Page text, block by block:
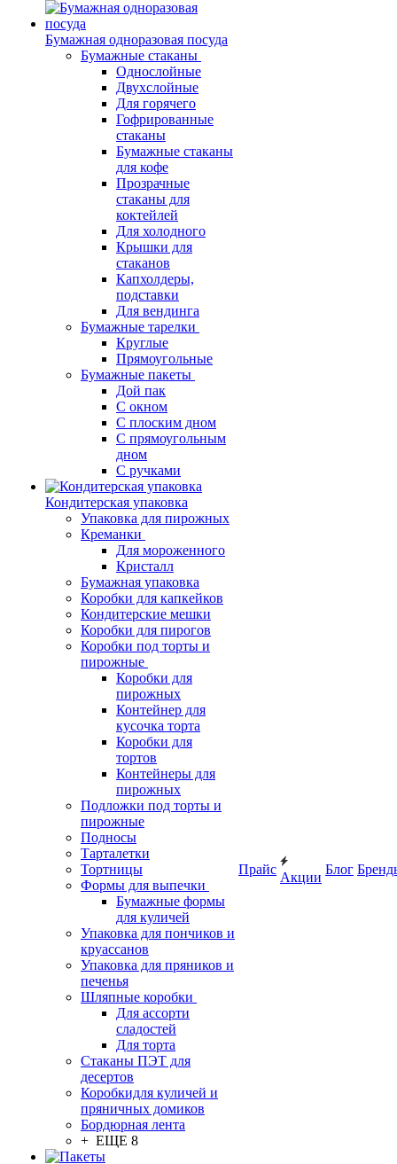
Бумажная одноразовая посуда
Бумажные стаканы
Однослойные
Двухслойные
Для горячего
Гофрированные
стаканы
Бумажные стаканы
для кофе
Прозрачные
стаканы для
коктейлей
Для холодного
Крышки для
стаканов
Капхолдеры,
подставки
Для вендинга
Бумажные тарелки
Круглые
Прямоугольные
Бумажные пакеты
Дой пак
С окном
С плоским дном
С прямоугольным
дном
С ручками
Кондитерская упаковка
Упаковка для пирожных
Креманки
Для мороженного
Кристалл
Бумажная упаковка
Коробки для капкейков
Кондитерские мешки
Коробки для пирогов
Коробки под торты и
пирожные
Коробки для
пирожных
Контейнер для
кусочка торта
Коробки для
тортов
Контейнеры для
пирожных
Подложки под торты и
пирожные
Подносы
Тарталетки
Тортницы
Формы для выпечки
Бумажные формы
для куличей
Упаковка для пончиков и
круассанов
Упаковка для пряников и
печенья
Шляпные коробки
Для ассорти
сладостей
Для торта
Стаканы ПЭТ для
десертов
Коробкидля куличей и
пряничных домиков
Бордюрная лента
+ ЕЩЕ 8
Прайс
Акции
Блог